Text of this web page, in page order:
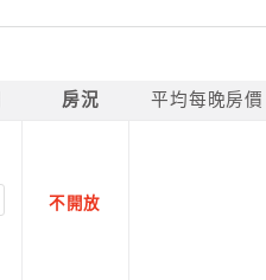
房況 平均每晚房價
不開放